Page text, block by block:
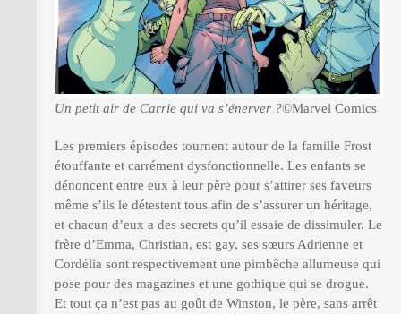
Un petit air de Carrie qui va s’énerver ?©Marvel Comics
Les premiers épisodes tournent autour de la famille Frost
étouffante et carrément dysfonctionnelle. Les enfants se
dénoncent entre eux à leur père pour s’attirer ses faveurs
même s’ils le détestent tous afin de s’assurer un héritage,
et chacun d’eux a des secrets qu’il essaie de dissimuler. Le
frère d’Emma, Christian, est gay, ses sœurs Adrienne et
Cordélia sont respectivement une pimbêche allumeuse qui
pose pour des magazines et une gothique qui se drogue.
Et tout ça n’est pas au goût de Winston, le père, sans arrêt